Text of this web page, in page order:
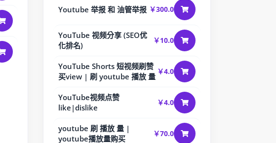
Youtube 举报 和 油管举报 ￥300.0
YouTube 视频分享 (SEO优
化排名)
￥10.0
YouTube Shorts 短视频刷赞
买view | 刷 youtube 播放 量
￥4.0
YouTube视频点赞
like|dislike
￥4.0
youtube 刷 播放 量 |
youtube播放量购买
￥70.0